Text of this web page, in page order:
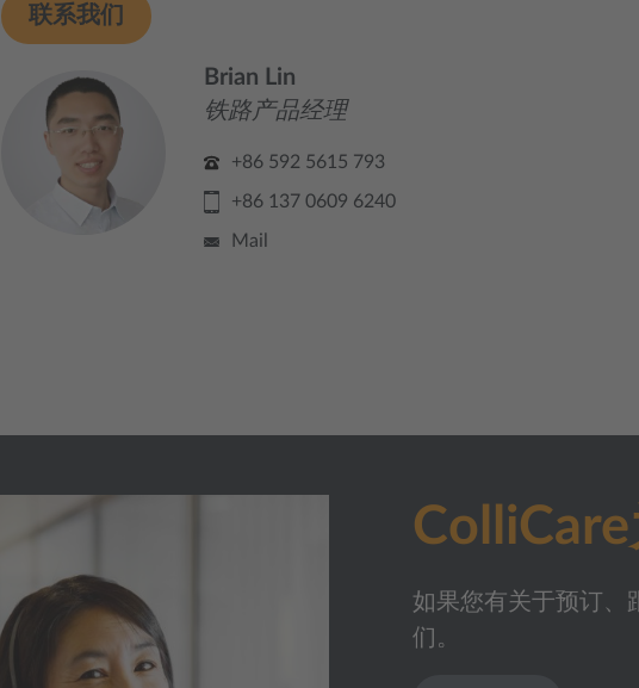
联系我们
Brian Lin
铁路产品经理
+86 592 5615 793
+86 137 0609 6240
Mail
如果您有关于预订、
们。